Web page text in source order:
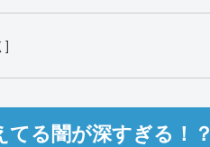
てる闇が深すぎる！？